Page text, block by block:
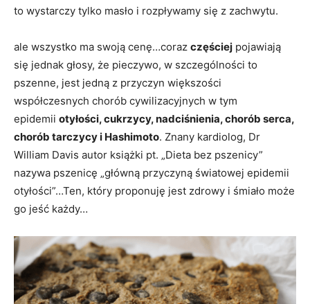
to wystarczy tylko masło i rozpływamy się z zachwytu.
ale wszystko ma swoją cenę…coraz częściej pojawiają
się jednak głosy, że pieczywo, w szczególności to
pszenne, jest jedną z przyczyn większości
współczesnych chorób cywilizacyjnych w tym
epidemii otyłości, cukrzycy, nadciśnienia, chorób serca,
chorób tarczycy i Hashimoto. Znany kardiolog, Dr
William Davis autor książki pt. „Dieta bez pszenicy”
nazywa pszenicę „główną przyczyną światowej epidemii
otyłości”…Ten, który proponuję jest zdrowy i śmiało może
go jeść każdy…